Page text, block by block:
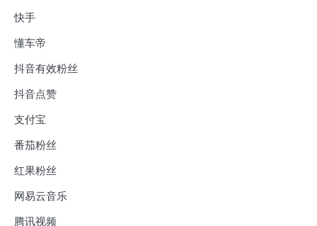
快手
懂车帝
抖音有效粉丝
抖音点赞
支付宝
番茄粉丝
红果粉丝
网易云音乐
腾讯视频